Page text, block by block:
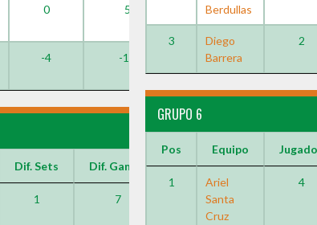
0 5
-4 -15
Dif. Sets Dif. Games
1 7
Berdullas
3
Diego
Barrera
2
GRUPO 6
Pos Equipo
1
Ariel
Santa
Cruz
4